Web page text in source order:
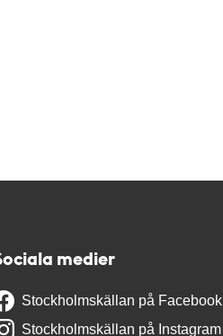
medier
Stockholmskällan på Facebook
Stockholmskällan på Instagram